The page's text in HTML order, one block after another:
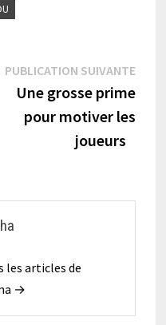
:
PUBLICATION SUIVANTE
Une grosse prime
pour motiver les
joueurs
les articles de
→